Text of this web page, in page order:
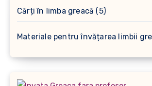
Cărți în limba greacă 55
produse
Materiale pentru învățarea limbii